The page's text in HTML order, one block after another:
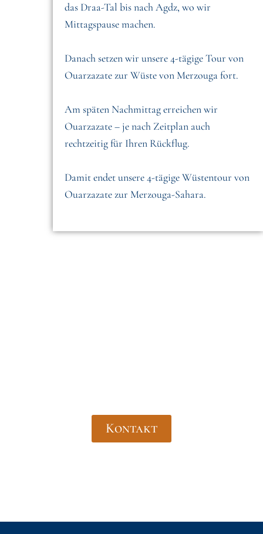
das Draa-Tal bis nach Agdz, wo wir
Mittagspause machen.
Danach setzen wir unsere 4-tägige Tour von
Ouarzazate zur Wüste von Merzouga fort.
Am späten Nachmittag erreichen wir
Ouarzazate – je nach Zeitplan auch
rechtzeitig für Ihren Rückflug.
Damit endet unsere 4-tägige Wüstentour von
Ouarzazate zur Merzouga-Sahara.
Kontakt